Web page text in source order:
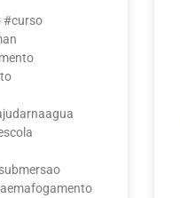
#curso